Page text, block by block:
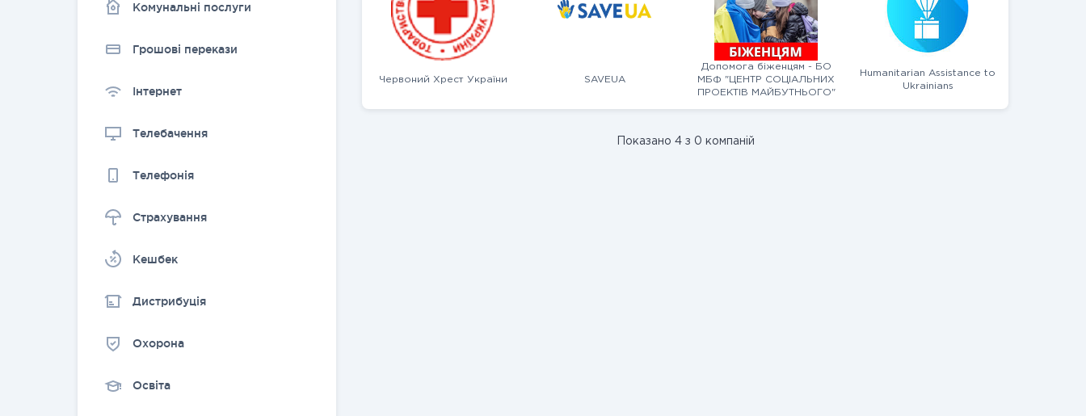
Комунальні послуги
Грошовi перекази
Інтернет
Телебачення
Телефонія
Страхування
Kешбек
Дистрибуція
Охорона
Освіта
Червоний Хрест України SAVEUA
Допомога біженцям - БО
МБФ "ЦЕНТР СОЦІАЛЬНИХ
ПРОЕКТІВ МАЙБУТНЬОГО"
Humanitarian Assistance to
Ukrainians
Показано 4 з 0 компаній